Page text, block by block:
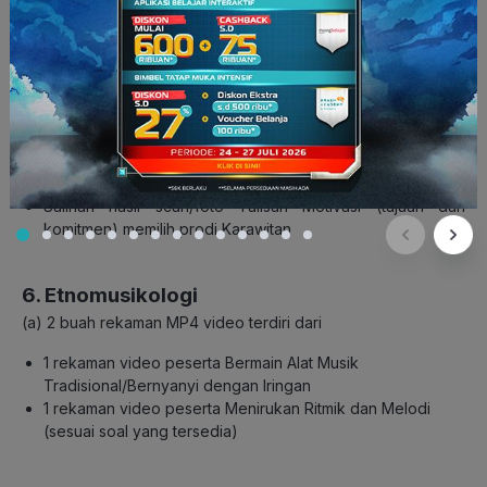
(b) 1 file PPT berisikan:
Halaman muka: Nama dan NISN
Salinan hasil scan/foto Surat Pernyataan
Keaslian/Orisinalitas Karya Peserta
Salinan hasil scan/foto Surat Keterangan Sehat
Pendengaran (diisi dan ditandatangani olehdokter
spesialis THT)
Salinan hasil scan/foto Tulisan Motivasi (tujuan dan
komitmen) memilih prodi Karawitan
6. Etnomusikologi
(a) 2 buah rekaman MP4 video terdiri dari
1 rekaman video peserta Bermain Alat Musik
Tradisional/Bernyanyi dengan Iringan
1 rekaman video peserta Menirukan Ritmik dan Melodi
(sesuai soal yang tersedia)